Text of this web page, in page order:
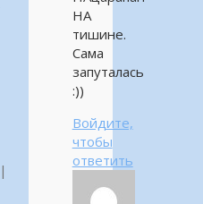
НА
тишине.
Сама
запуталась
:))
Войдите,
чтобы
ответить
|